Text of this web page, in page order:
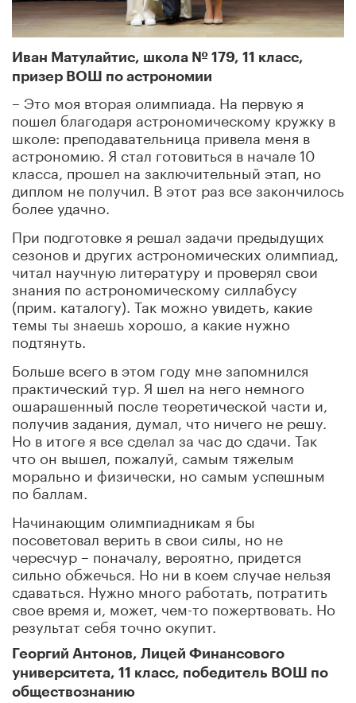
Иван Матулайтис, школа № 179, 11 класс,
призер ВОШ по астрономии
– Это моя вторая олимпиада. На первую я
пошел благодаря астрономическому кружку в
школе: преподавательница привела меня в
астрономию. Я стал готовиться в начале 10
класса, прошел на заключительный этап, но
диплом не получил. В этот раз все закончилось
более удачно.
При подготовке я решал задачи предыдущих
сезонов и других астрономических олимпиад,
читал научную литературу и проверял свои
знания по астрономическому силлабусу
(прим. каталогу). Так можно увидеть, какие
темы ты знаешь хорошо, а какие нужно
подтянуть.
Больше всего в этом году мне запомнился
практический тур. Я шел на него немного
ошарашенный после теоретической части и,
получив задания, думал, что ничего не решу.
Но в итоге я все сделал за час до сдачи. Так
что он вышел, пожалуй, самым тяжелым
морально и физически, но самым успешным
по баллам.
Начинающим олимпиадникам я бы
посоветовал верить в свои силы, но не
чересчур – поначалу, вероятно, придется
сильно обжечься. Но ни в коем случае нельзя
сдаваться. Нужно много работать, потратить
свое время и, может, чем-то пожертвовать. Но
результат себя точно окупит.
Георгий Антонов, Лицей Финансового
университета, 11 класс, победитель ВОШ по
обществознанию